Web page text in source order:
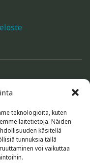
teknologioita, kuten
laitetietoja. Näiden
käsitellä
tunnuksia tällä
voi vaikuttaa
ja ovitehtaille,
ikkuna- ja
ja puun
höyläämölle,
ja ovitehtaille